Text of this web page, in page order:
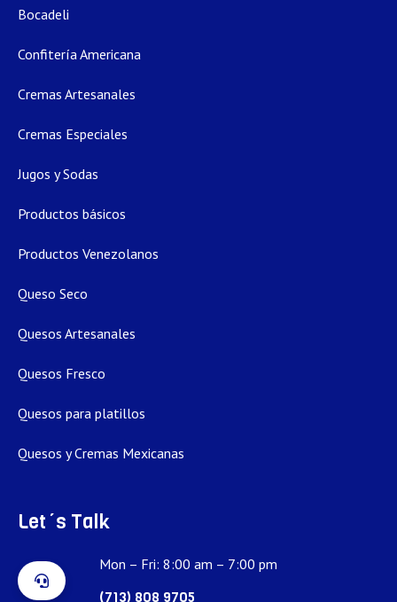
Bocadeli
Confitería Americana
Cremas Artesanales
Cremas Especiales
Jugos y Sodas
Productos básicos
Productos Venezolanos
Queso Seco
Quesos Artesanales
Quesos Fresco
Quesos para platillos
Quesos y Cremas Mexicanas
Let´s Talk
Mon – Fri: 8:00 am – 7:00 pm
(713) 808 9705